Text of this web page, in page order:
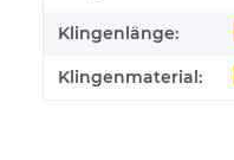
Klingenlänge:
Klingenmaterial: